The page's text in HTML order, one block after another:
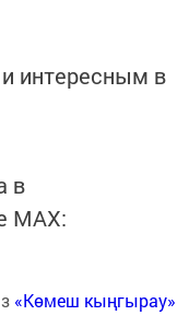
интересным в
в
MАХ:
«Көмеш кыңгырау»